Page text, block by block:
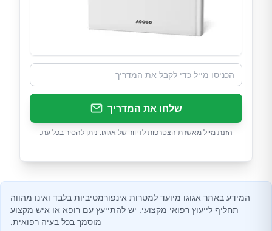
שלחו את המדריך
הזנת מייל מאשרת הצטרפות לדיוור של אגוגו. ניתן להסיר בכל עת.
המידע באתר אגוגו מיועד למטרות אינפורמטיביות בלבד ואינו מהווה
תחליף לייעוץ רפואי מקצועי. יש להתייעץ עם רופא או איש מקצוע
מוסמך בכל בעיה רפואית.